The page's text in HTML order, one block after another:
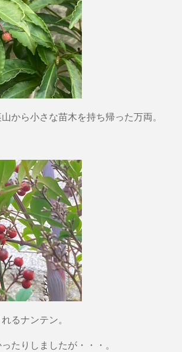
から小さな苗木を持ち帰った万両。
るナンテン。
たりしましたが・・・。